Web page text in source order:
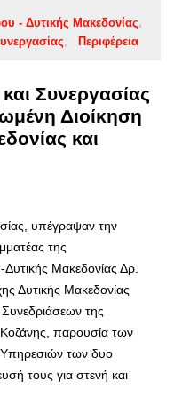
- Δυτικής Μακεδονίας
Περιφέρεια
Συνεργασίας
Διοίκηση
και
υπέγραψαν την
της
Μακεδονίας Δρ.
Δυτικής Μακεδονίας
της
παρουσία των
Υπηρεσιών των δυο
τους για στενή και